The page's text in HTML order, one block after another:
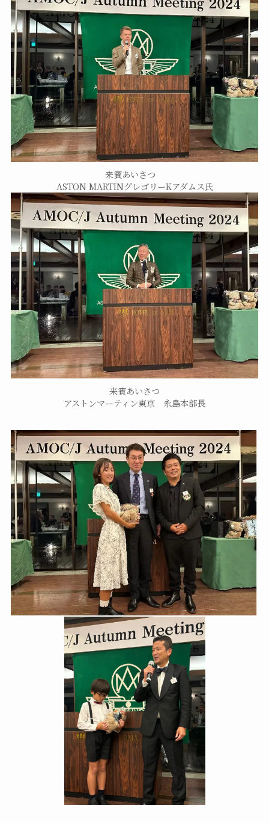
来賓あいさつ
ASTON MARTINグレゴリーKアダムス氏
来賓あいさつ
アストンマーティン東京 永島本部長